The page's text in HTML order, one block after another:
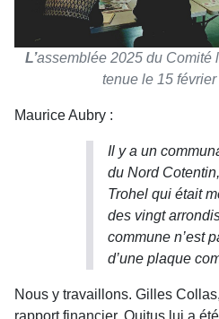
L’assemblée 2025 du Comité
tenue le 15
Maurice Aubry :
Il y a un
du Nord
Trohel qui était
des vingt
commune n’est
d’une plaque
Nous y travaillons. Gilles
rapport financier. Quitus lui a